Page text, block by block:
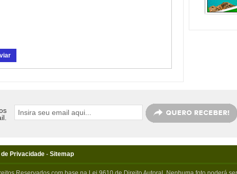
Privacidade - Sitemap